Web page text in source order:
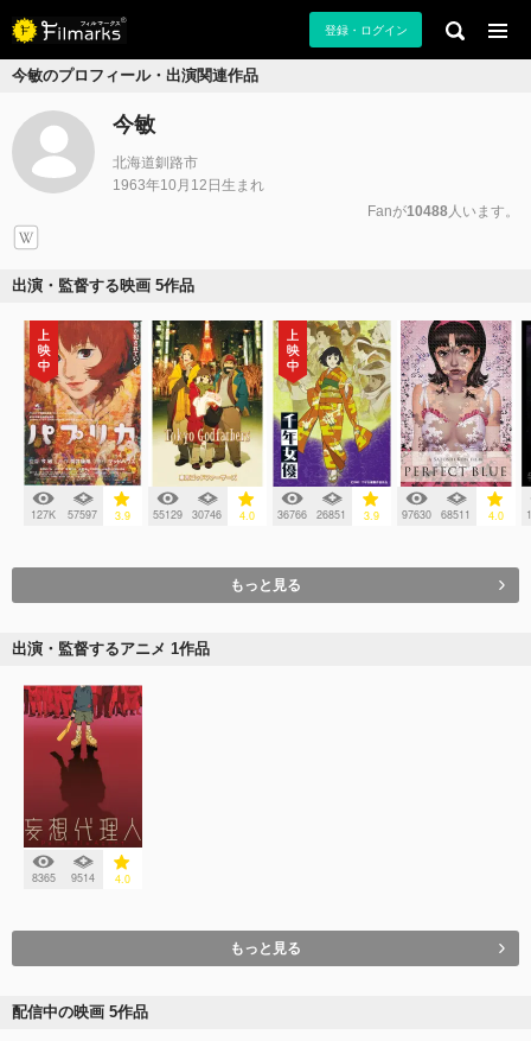
登録・ログイン
今敏のプロフィール・出演関連作品
今敏
北海道釧路市
1963年10月12日生まれ
Fanが10488人います。
出演・監督する映画 5作品
127K 57597 3.9 55129 30746 4.0 36766 26851 3.9 97630 68511 4.0
もっと見る
出演・監督するアニメ 1作品
8365 9514 4.0
もっと見る
配信中の映画 5作品